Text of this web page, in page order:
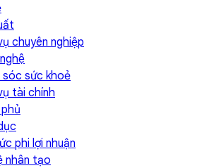
chuyên nghiệp
sóc sức khoẻ
tài chính
phi lợi nhuận
nhân tạo